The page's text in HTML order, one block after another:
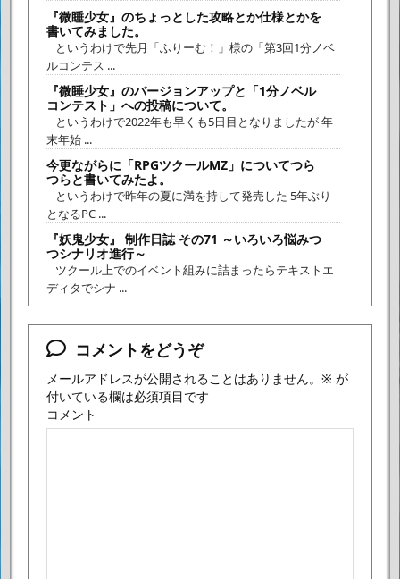
『微睡少女』のちょっとした攻略とか仕様とかを
書いてみました。
というわけで先月「ふりーむ！」様の「第3回1分ノベ
ルコンテス ...
『微睡少女』のバージョンアップと「1分ノベル
コンテスト」への投稿について。
というわけで2022年も早くも5日目となりましたが 年
末年始 ...
今更ながらに「RPGツクールMZ」についてつら
つらと書いてみたよ。
というわけで昨年の夏に満を持して発売した 5年ぶり
となるPC ...
『妖鬼少女』 制作日誌 その71 ～いろいろ悩みつ
つシナリオ進行～
ツクール上でのイベント組みに詰まったらテキストエ
ディタでシナ ...
コメントをどうぞ
メールアドレスが公開されることはありません。 ※ が
付いている欄は必須項目です
コメント